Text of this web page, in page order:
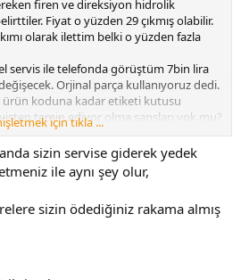
firen ve direksiyon hidrolik
Fiyat o yüzden 29 çıkmış olabilir.
olarak ilettim belki o yüzden fazla
servis ile telefonda görüştüm 7bin lira
Orjinal parça kullanıyoruz dedi.
koduna kadar etiketi kutusu
temin ediyor olma şansları yok mu?
siz öyle deyince bi tedirgin oldum
için tıkla ...
sizin servise giderek yedek
ile aynı şey olur,
sizin ödediğiniz rakama almış